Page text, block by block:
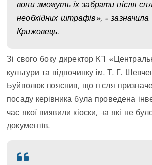
вони зможуть їх забрати після
необхідних штрафів», – зазначила
Крижовець.
Зі свого боку директор КП
культури та відпочинку ім. Т. Г.
Буйволюк пояснив, що після
посаду керівника була проведена
час якої виявили кіоски, на які не
документів.